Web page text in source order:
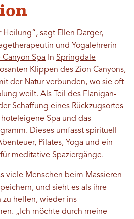
Heilung“, sagt Ellen Darger,
und Yogalehrerin
Canyon Spa In Springdale
Klippen des Zion Canyons,
der Natur verbunden, wo sie oft
weilt. Als Teil des Flanigan-
Schaffung eines Rückzugsortes
Spa und das
Dieses umfasst spirituell
Pilates, Yoga und ein
meditative Spaziergänge.
viele Menschen beim Massieren
und sieht es als ihre
helfen, wieder ins
„Ich möchte durch meine